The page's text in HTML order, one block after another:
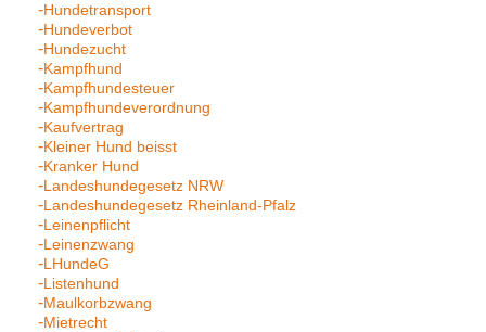
Hundetransport
Hundeverbot
Hundezucht
Kampfhund
Kampfhundesteuer
Kampfhundeverordnung
Kaufvertrag
Kleiner Hund beisst
Kranker Hund
Landeshundegesetz NRW
Landeshundegesetz Rheinland-Pfalz
Leinenpflicht
Leinenzwang
LHundeG
Listenhund
Maulkorbzwang
Mietrecht